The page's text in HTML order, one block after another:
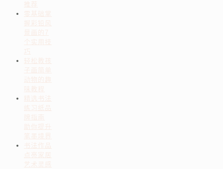
推荐
零基础掌
握彩铅风
景画的7
个实用技
巧
轻松教孩
子画简单
动物的趣
味教程
精选书法
练习纸品
牌指南
助你提升
笔墨境界
书法作品
点亮家居
艺术灵感